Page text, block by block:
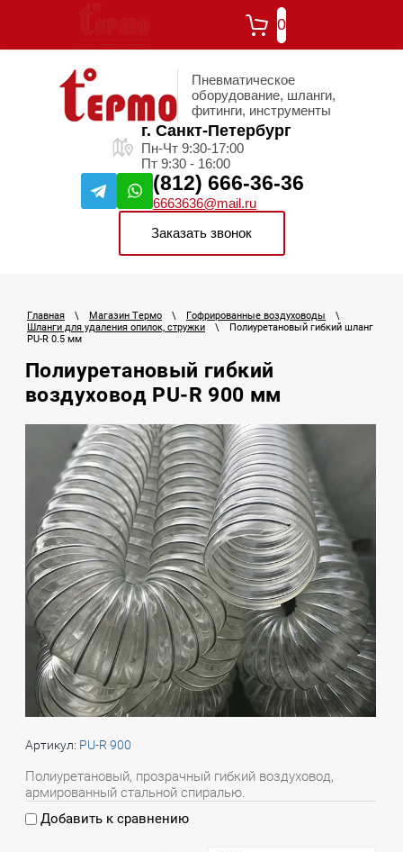
0
Пневматическое
оборудование, шланги,
фитинги, инструменты
г. Санкт-Петербург
Пн-Чт 9:30-17:00
Пт 9:30 - 16:00
(812) 666-36-36
6663636@mail.ru
Заказать звонок
Главная \ Магазин Термо \ Гофрированные воздуховоды
\
Шланги для удаления опилок, стружки
\
Полиуретановый гибкий шланг
PU-R 0.5 мм
Полиуретановый гибкий
воздуховод PU-R 900 мм
Артикул: PU-R 900
Полиуретановый, прозрачный гибкий воздуховод,
армированный стальной спиралью.
Добавить к сравнению